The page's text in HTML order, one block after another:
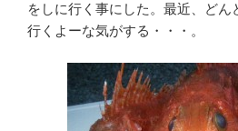
をしに行く事にした。最近、どん
行くよーな気がする・・・。